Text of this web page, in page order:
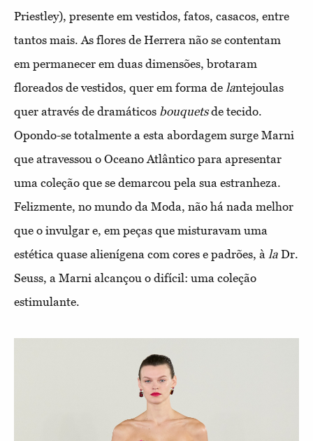
Priestley), presente em vestidos, fatos, casacos, entre
tantos mais. As flores de Herrera não se contentam
em permanecer em duas dimensões, brotaram
floreados de vestidos, quer em forma de lantejoulas
quer através de dramáticos bouquetsde tecido.
Opondo-se totalmente a esta abordagem surge Marni
que atravessou o Oceano Atlântico para apresentar
uma coleção que se demarcou pela sua estranheza.
Felizmente, no mundo da Moda, não há nada melhor
que o invulgar e, em peças que misturavam uma
estética quase alienígena com cores e padrões, à la Dr.
Seuss, a Marni alcançou o difícil: uma coleção
estimulante.